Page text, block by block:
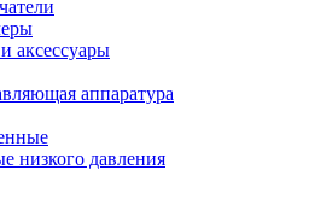
аксессуары
аппаратура
низкого давления